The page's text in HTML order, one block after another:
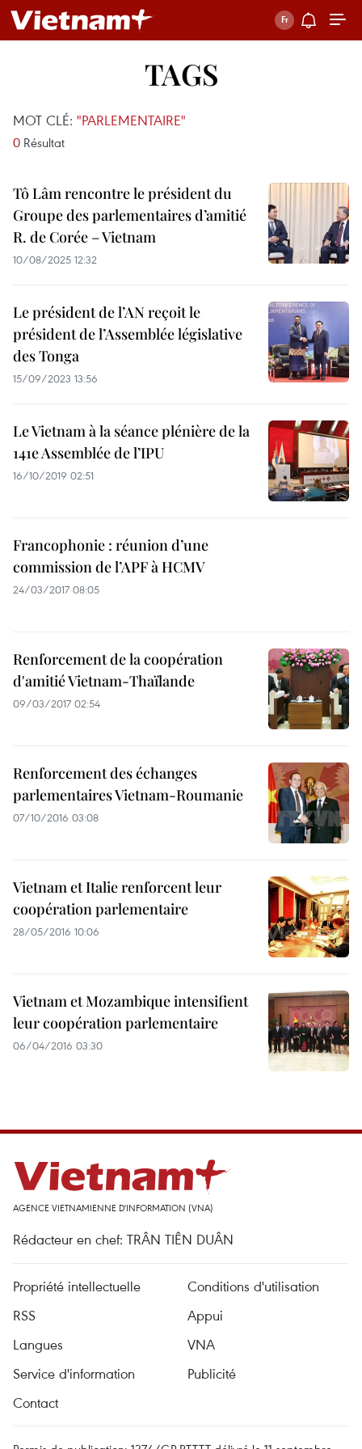
TAGS
MOT CLÉ: "PARLEMENTAIRE"
0 Résultat
Tô Lâm rencontre le président du
Groupe des parlementaires d’amitié
R. de Corée – Vietnam
10/08/2025 12:32
Le président de l’AN reçoit le
président de l’Assemblée législative
des Tonga
15/09/2023 13:56
Le Vietnam à la séance plénière de la
141e Assemblée de l’IPU
16/10/2019 02:51
Francophonie : réunion d’une
commission de l’APF à HCMV
24/03/2017 08:05
Renforcement de la coopération
d'amitié Vietnam-Thaïlande
09/03/2017 02:54
Renforcement des échanges
parlementaires Vietnam-Roumanie
07/10/2016 03:08
Vietnam et Italie renforcent leur
coopération parlementaire
28/05/2016 10:06
Vietnam et Mozambique intensifient
leur coopération parlementaire
06/04/2016 03:30
AGENCE VIETNAMIENNE D'INFORMATION (VNA)
Rédacteur en chef: TRÂN TIÊN DUÂN
Propriété intellectuelle
Conditions d'utilisation
RSS
Appui
Langues
VNA
Service d'information
Publicité
Contact